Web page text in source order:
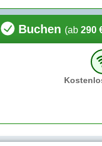
Buchen (ab 290